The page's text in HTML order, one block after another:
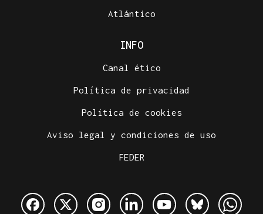
Atlántico
INFO
Canal ético
Política de privacidad
Política de cookies
Aviso legal y condiciones de uso
FEDER